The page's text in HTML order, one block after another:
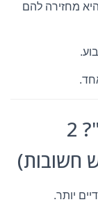
מחזירה להם
ומה לגבי ירושות ו"הסדרים"? 2
חשובות)
יותר.